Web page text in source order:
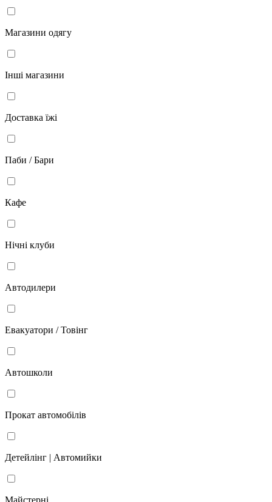
Магазини одягу
Інші магазини
Доставка їжі
Паби / Бари
Кафе
Нічні клуби
Автодилери
Евакуатори / Товінг
Автошколи
Прокат автомобілів
Детейлінг | Автомийки
Майстерні